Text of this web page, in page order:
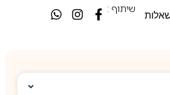
שיתוף :